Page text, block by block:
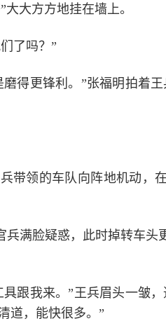
大方方地挂在墙上。
了吗？”
得更锋利。”张福明拍着
带领的车队向阵地机动，
兵满脸疑惑，此时掉转车头
跟我来。”王兵眉头一皱
道，能快很多。”